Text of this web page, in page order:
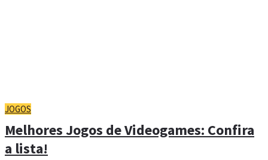
JOGOS
Melhores Jogos de Videogames: Confira
a lista!